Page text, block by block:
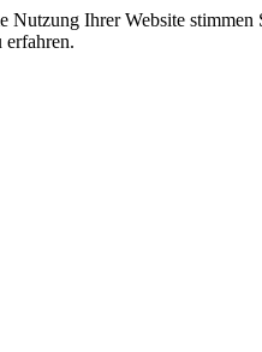
Ihrer Website
erfahren.